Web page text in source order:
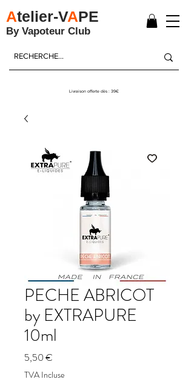
Livraison offerte dès : 39€
Atelier-VAPE
By Vapoteur Club
PECHE ABRICOT
by EXTRAPURE
10ml
5,50 €
TVA Incluse